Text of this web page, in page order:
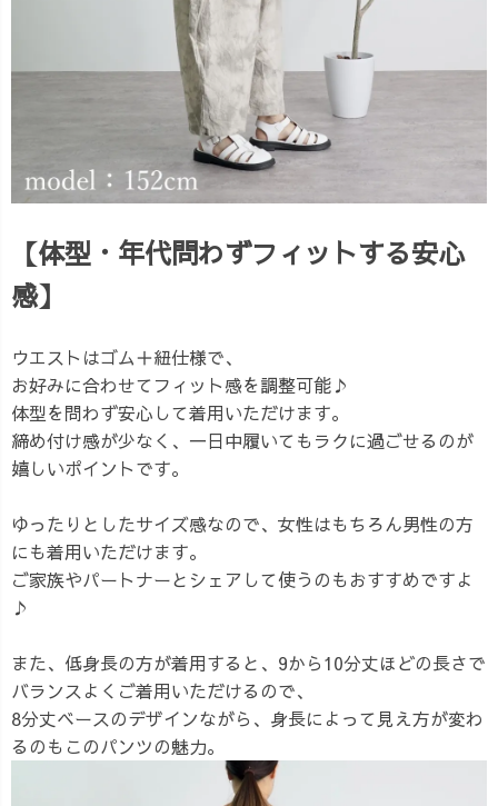
【体型・年代問わずフィットする安心
感】
ウエストはゴム＋紐仕様で、
お好みに合わせてフィット感を調整可能♪
体型を問わず安心して着用いただけます。
締め付け感が少なく、一日中履いてもラクに過ごせるのが
嬉しいポイントです。
ゆったりとしたサイズ感なので、女性はもちろん男性の方
にも着用いただけます。
ご家族やパートナーとシェアして使うのもおすすめですよ
♪
また、低身長の方が着用すると、9から10分丈ほどの長さで
バランスよくご着用いただけるので、
8分丈ベースのデザインながら、身長によって見え方が変わ
るのもこのパンツの魅力。